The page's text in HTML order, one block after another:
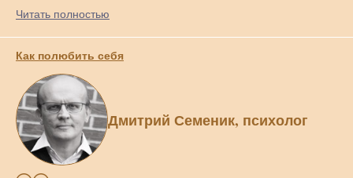
Читать полностью
Как полюбить себя
Дмитрий Семеник, психолог